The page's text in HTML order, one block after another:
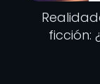
ficción: